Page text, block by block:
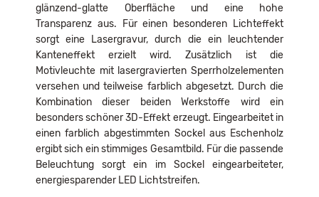
glänzend-glatte Oberfläche und eine hohe
Transparenz aus. Für einen besonderen Lichteffekt
sorgt eine Lasergravur, durch die ein leuchtender
Kanteneffekt erzielt wird. Zusätzlich ist die
Motivleuchte mit lasergravierten Sperrholzelementen
versehen und teilweise farblich abgesetzt. Durch die
Kombination dieser beiden Werkstoffe wird ein
besonders schöner 3D-Effekt erzeugt. Eingearbeitet in
einen farblich abgestimmten Sockel aus Eschenholz
ergibt sich ein stimmiges Gesamtbild. Für die passende
Beleuchtung sorgt ein im Sockel eingearbeiteter,
energiesparender LED Lichtstreifen.